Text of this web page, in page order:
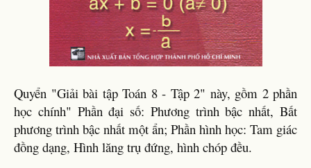
Quyển "Giải bài tập Toán 8 - Tập 2" này, gồm 2 phần
học chính" Phần đại số: Phương trình bậc nhất, Bất
phương trình bậc nhất một ẩn; Phần hình học: Tam giác
đồng dạng, Hình lăng trụ đứng, hình chóp đều.